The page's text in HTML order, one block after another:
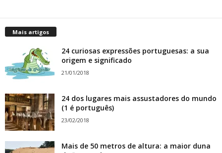
Mais artigos
24 curiosas expressões portuguesas: a sua
origem e significado
21/01/2018
24 dos lugares mais assustadores do mundo
(1 é português)
23/02/2018
Mais de 50 metros de altura: a maior duna